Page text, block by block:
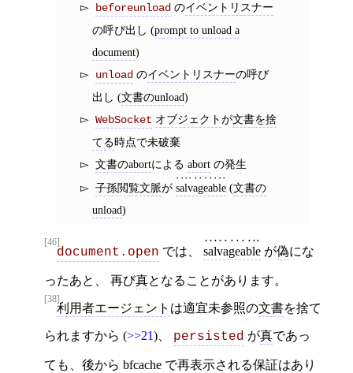
beforeunload のイベントリスナー
の呼び出し (prompt to unload a
document)
unload のイベントリスナーの呼び
出し (文書のunload)
WebSocket オブジェクトが文書を捨
てる時点で未破棄
文書のabortによるabort の発生
子孫閲覧文脈がsalvageable (文書の
unload)
[46]
document.open では、 salvageable が偽にな
ったあと、 再び真となることがあります。
[38]
利用者エージェント は適宜未参照の文書を捨て
られますから (>>21)、 persisted が真であっ
ても、後から bfcache で再表示される保証はあり